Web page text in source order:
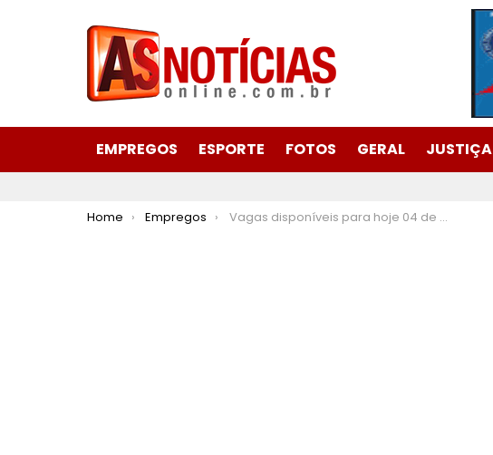
EMPREGOS ESPORTE FOTOS GERAL JUSTIÇA
You are here:
Home Empregos Vagas disponíveis para hoje 04 de novembro de 2024 no SINE Itabira